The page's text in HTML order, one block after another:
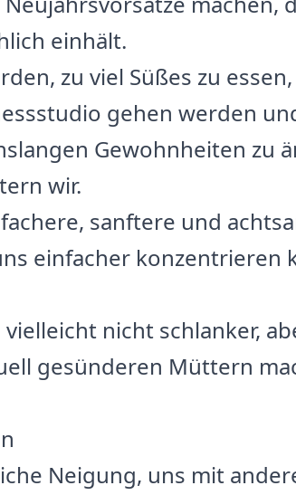
einhält.
zu viel Süßes zu
gehen werden
Gewohnheiten zu
wir.
sanftere und
einfacher konzentrieren
nicht schlanker,
gesünderen Müttern
Neigung, uns mit